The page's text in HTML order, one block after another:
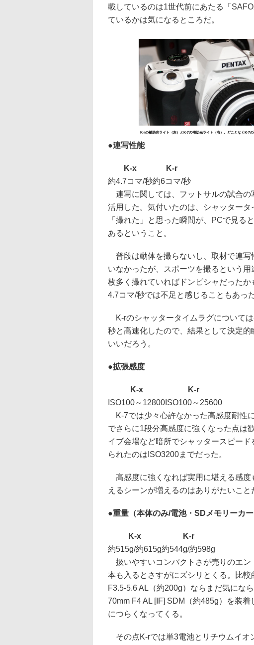
載しているのは1世代前にあたる「
ているかは気になるところだ。
K-rの補助光ライト（左）とK-7の補助光ライト（右）。どことなくK-7
●連写性能
K-x
K-r
約4.7コマ/秒約6コマ/秒
連写に関しては、フットサルの試合の
活用した。気付いたのは、シャッタータ
「撮れた」と思った瞬間が、PCで見る
あるということ。
普段は動体を撮らないし、取材で連写
いなかったが、スポーツを撮るという
枚多く撮れていればドンピシャだった
4.7コマ/秒では不足と感じることもあった
K-rのシャッタータイムラグについて
秒と高速化したので、結果として決定
いいだろう。
●拡張感度
K-x
K-r
ISO100～12800 ISO100～25600
K-7では少々心許なかった高感度耐性
でさらに1段分高感度に強くなった点は
イブ会場など暗所でシャッタースピー
られたのはISO3200までだった。
高感度に強くなれば実用に堪える感度
えるシーンが増えるのはありがたいこと
●重量（本体のみ/電池・SDメモリーカー
K-x
K-r
約515g/約615g約544g/約598g
扱いやすいコンパクトさが売りのエン
本も入るとさすがにズシリとくる。比
F3.5-5.6 AL（約200g）ならまだ気にな
70mm F4 AL [IF] SDM（約485g）を装
につらくなってくる。
その点K-rでは単3電池とリチウムイオ